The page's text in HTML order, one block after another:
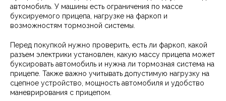
автомобиль. У машины есть ограничения по массе
буксируемого прицепа, нагрузке на фаркоп и
возможностям тормозной системы.
Перед покупкой нужно проверить, есть ли фаркоп, какой
разъем электрики установлен, какую массу прицепа может
буксировать автомобиль и нужна ли тормозная система на
прицепе. Также важно учитывать допустимую нагрузку на
сцепное устройство, мощность автомобиля и удобство
маневрирования с прицепом.